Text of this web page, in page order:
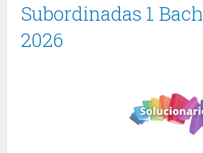
Subordinadas 1
2026